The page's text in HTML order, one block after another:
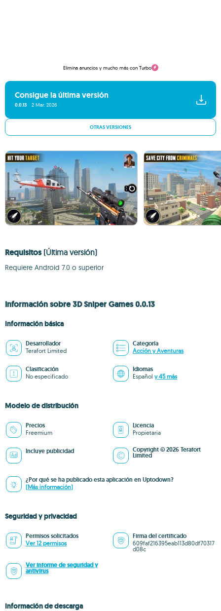
Elimina anuncios y mucho más con Turbo
Consigue la última versión
0.0.13 2 Mar. 2026
OTRAS VERSIONES
Requisitos (Última versión)
Requiere Android 7.0 o superior
Información sobre 3D Sniper Games 0.0.13
Información básica
Desarrollador
Terafort Limited
Categoría
Acción y Aventuras
Clasificación
No especificado
Idiomas
Español y 45 más
Modelo de distribución
Precios
Freemium
Licencia
Propietaria
Incluye publicidad Copyright © 2026 Terafort
Limited
¿Por qué se ha publicado esta aplicación en Uptodown?
(Más información)
Seguridad y privacidad
Permisos solicitados
Ver 12 permisos
Firma del certificado
609faf216395eab113d80df70317
d08c
Ver informe de seguridad y
antivirus
Información de descarga